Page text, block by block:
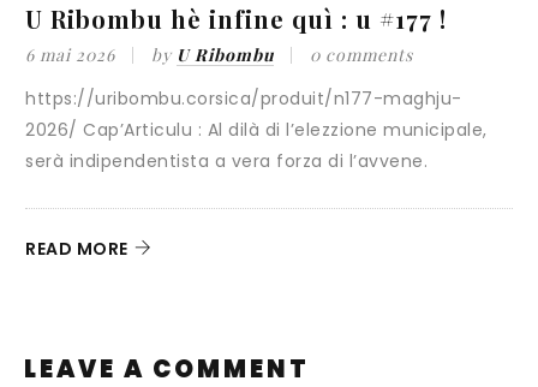
U Ribombu hè infine quì : u #177 !
6 mai 2026 by U Ribombu 0 comments
https://uribombu.corsica/produit/n177-maghju-
2026/ Cap’Articulu : Al dilà di l’elezzione municipale,
serà indipendentista a vera forza di l’avvene.
READ MORE
LEAVE A COMMENT